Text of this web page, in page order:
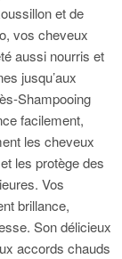
et de
vos cheveux
aussi nourris et
jusqu’aux
Shampooing
facilement,
les cheveux
les protège des
Vos
brillance,
Son délicieux
accords chauds